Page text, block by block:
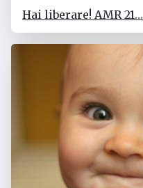
Hai liberare! AMR 21…